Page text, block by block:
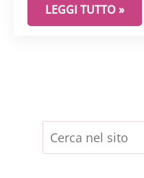
CISTITE
LEGGI TUTTO »
Cerca